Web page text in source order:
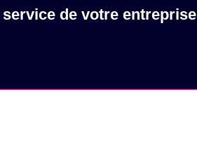
service de votre entreprise